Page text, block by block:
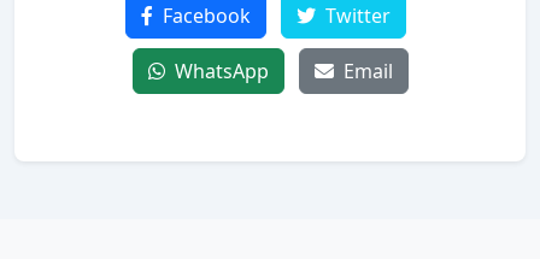
Facebook Twitter
WhatsApp Email